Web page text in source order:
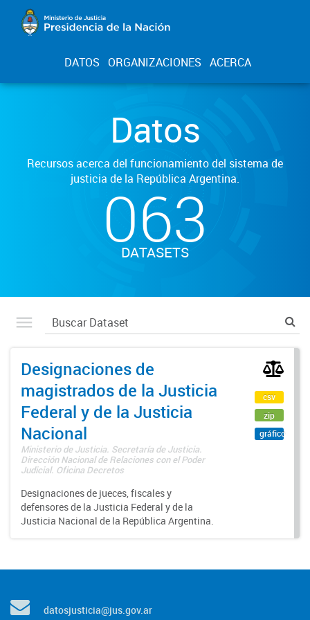
DATOS ORGANIZACIONES ACERCA
Datos
Recursos acerca del funcionamiento del sistema de
justicia de la República Argentina.
063
DATASETS
Designaciones de
magistrados de la Justicia
Federal y de la Justicia
Nacional
Ministerio de Justicia. Secretaría de Justicia.
Dirección Nacional de Relaciones con el Poder
Judicial. Oficina Decretos
Designaciones de jueces, fiscales y
defensores de la Justicia Federal y de la
Justicia Nacional de la República Argentina.
csv
zip
gráfico
datosjusticia@jus.gov.ar